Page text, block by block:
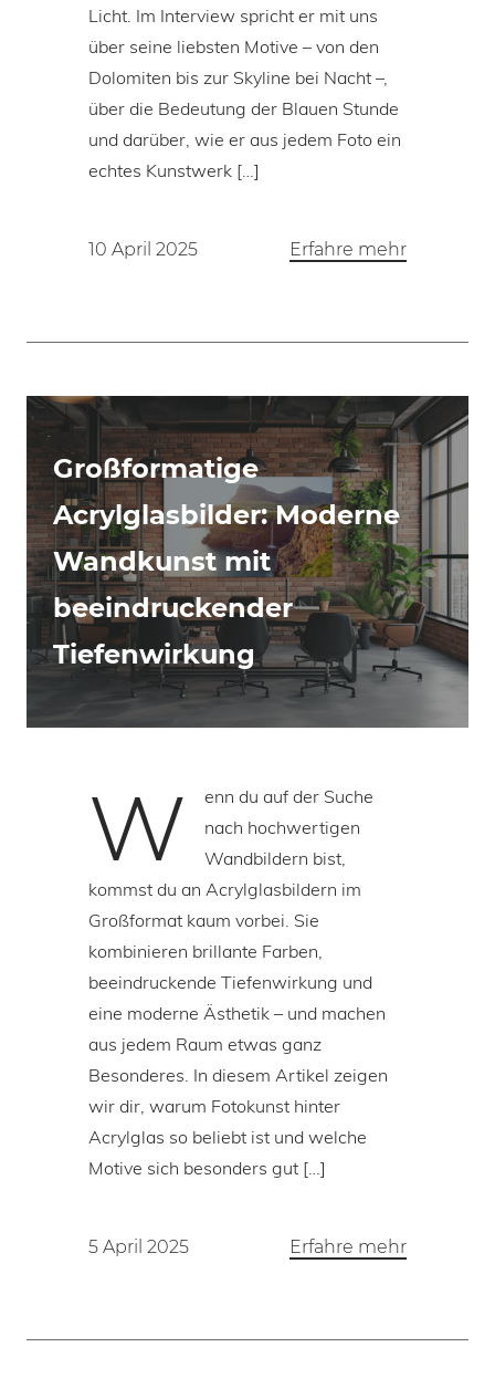
Licht. Im Interview spricht er mit uns
über seine liebsten Motive – von den
Dolomiten bis zur Skyline bei Nacht –,
über die Bedeutung der Blauen Stunde
und darüber, wie er aus jedem Foto ein
echtes Kunstwerk […]
10 April 2025 Erfahre mehr
Großformatige
Acrylglasbilder: Moderne
Wandkunst mit
beeindruckender
Tiefenwirkung
W
enn du auf der Suche
nach hochwertigen
Wandbildern bist,
kommst du an Acrylglasbildern im
Großformat kaum vorbei. Sie
kombinieren brillante Farben,
beeindruckende Tiefenwirkung und
eine moderne Ästhetik – und machen
aus jedem Raum etwas ganz
Besonderes. In diesem Artikel zeigen
wir dir, warum Fotokunst hinter
Acrylglas so beliebt ist und welche
Motive sich besonders gut […]
5 April 2025 Erfahre mehr